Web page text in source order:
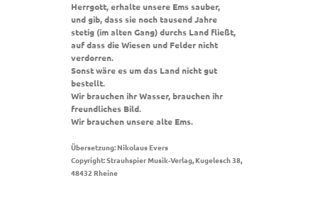
Herrgott, erhalte unsere Ems sauber,
und gib, dass sie noch tausend Jahre
stetig (im alten Gang) durchs Land fließt,
auf dass die Wiesen und Felder nicht
verdorren.
Sonst wäre es um das Land nicht gut
bestellt.
Wir brauchen ihr Wasser, brauchen ihr
freundliches Bild.
Wir brauchen unsere alte Ems.
Übersetzung: Nikolaus Evers
Copyright: Strauhspier Musik-Verlag, Kugelesch 38,
48432 Rheine